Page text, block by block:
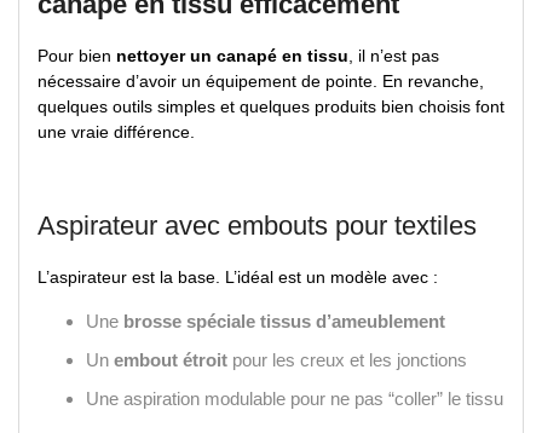
Pour bien nettoyer un canapé en tissu, il n’est pas
nécessaire d’avoir un équipement de pointe. En revanche,
quelques outils simples et quelques produits bien choisis font
une vraie différence.
Aspirateur avec embouts pour textiles
L’aspirateur est la base. L’idéal est un modèle avec :
Une brosse spéciale tissus d’ameublement
Un embout étroit pour les creux et les jonctions
Une aspiration modulable pour ne pas “coller” le tissu